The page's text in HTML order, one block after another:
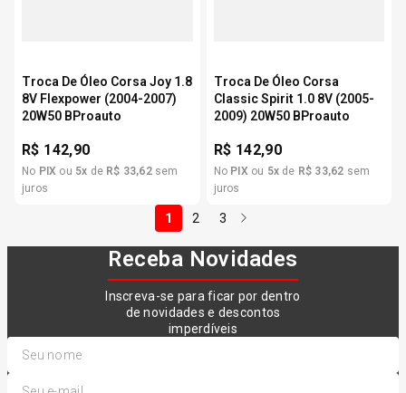
Troca De Óleo Corsa Joy 1.8
8V Flexpower (2004-2007)
20W50 BProauto
R$ 142,90
No PIX ou 5x de R$ 33,62sem
juros
Troca De Óleo Corsa
Classic Spirit 1.0 8V (2005-
2009) 20W50 BProauto
R$ 142,90
No PIX ou 5xde R$ 33,62 sem
juros
1 2 3
Receba Novidades
Inscreva-se para ficar por dentro
de novidades e descontos
imperdíveis